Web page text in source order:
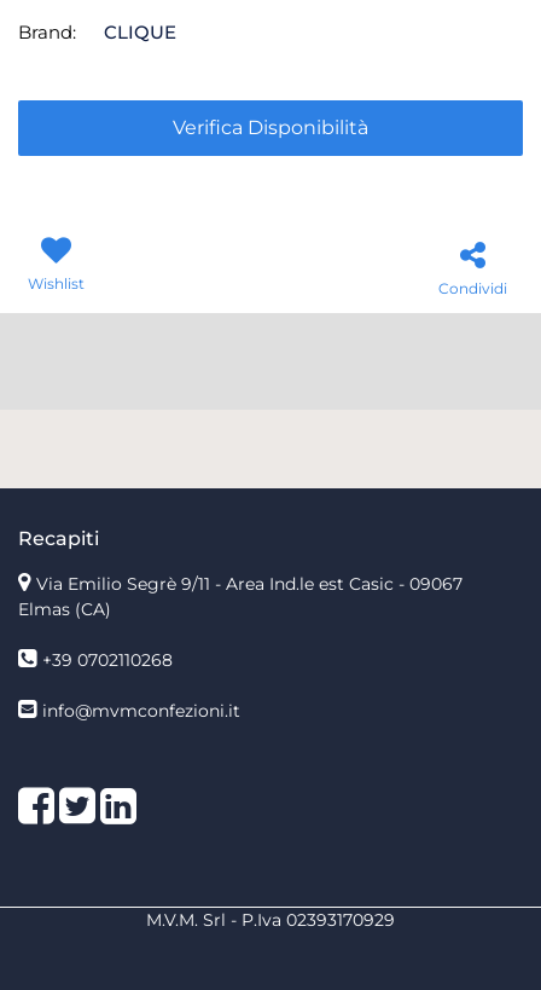
Brand: CLIQUE
Verifica Disponibilità
Wishlist Condividi
Recapiti
Via Emilio Segrè 9/11 - Area Ind.le est Casic - 09067
Elmas (CA)
+39 0702110268
info@mvmconfezioni.it
Facebook
TwitterLinkedIn
M.V.M. Srl - P.Iva 02393170929